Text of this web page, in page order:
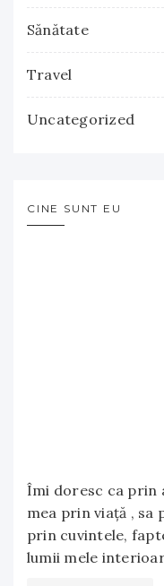
Sănătate
Travel
Uncategorized
CINE SUNT EU
Îmi doresc ca prin
mea prin viață , sa
prin cuvintele,
lumii mele